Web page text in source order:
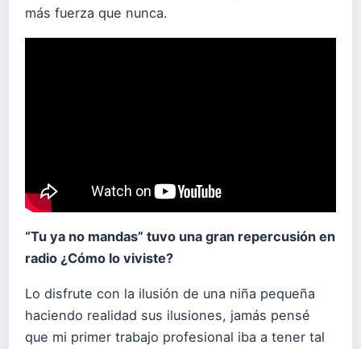
más fuerza que nunca.
“Tu ya no mandas” tuvo una gran repercusión en
radio ¿Cómo lo viviste?
Lo disfrute con la ilusión de una niña pequeña
haciendo realidad sus ilusiones, jamás pensé
que mi primer trabajo profesional iba a tener tal